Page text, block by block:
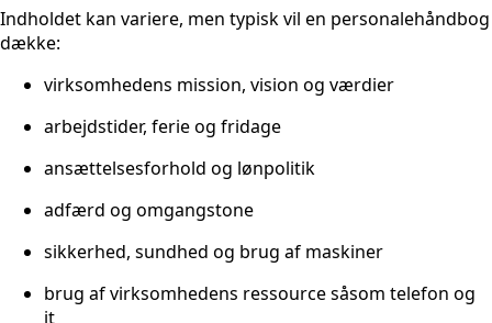
Indholdet kan variere, men typisk vil en personalehåndbog
dække:
virksomhedens mission, vision og værdier
arbejdstider, ferie og fridage
ansættelsesforhold og lønpolitik
adfærd og omgangstone
sikkerhed, sundhed og brug af maskiner
brug af virksomhedens ressource såsom telefon og
it